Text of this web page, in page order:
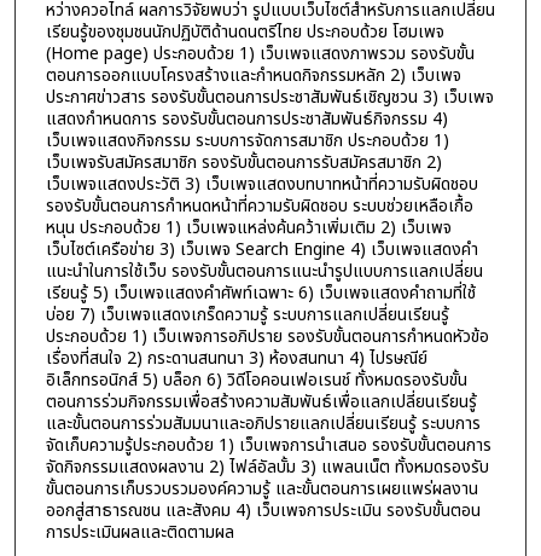
หว่างควอไทล์ ผลการวิจัยพบว่า รูปแบบเว็บไซต์สำหรับการแลกเปลี่ยน
เรียนรู้ของชุมชนนักปฏิบัติด้านดนตรีไทย ประกอบด้วย โฮมเพจ
(Home page) ประกอบด้วย 1) เว็บเพจแสดงภาพรวม รองรับขั้น
ตอนการออกแบบโครงสร้างและกำหนดกิจกรรมหลัก 2) เว็บเพจ
ประกาศข่าวสาร รองรับขั้นตอนการประชาสัมพันธ์เชิญชวน 3) เว็บเพจ
แสดงกำหนดการ รองรับขั้นตอนการประชาสัมพันธ์กิจกรรม 4)
เว็บเพจแสดงกิจกรรม ระบบการจัดการสมาชิก ประกอบด้วย 1)
เว็บเพจรับสมัครสมาชิก รองรับขั้นตอนการรับสมัครสมาชิก 2)
เว็บเพจแสดงประวัติ 3) เว็บเพจแสดงบทบาทหน้าที่ความรับผิดชอบ
รองรับขั้นตอนการกำหนดหน้าที่ความรับผิดชอบ ระบบช่วยเหลือเกื้อ
หนุน ประกอบด้วย 1) เว็บเพจแหล่งค้นคว้าเพิ่มเติม 2) เว็บเพจ
เว็บไซต์เครือข่าย 3) เว็บเพจ Search Engine 4) เว็บเพจแสดงคำ
แนะนำในการใช้เว็บ รองรับขั้นตอนการแนะนำรูปแบบการแลกเปลี่ยน
เรียนรู้ 5) เว็บเพจแสดงคำศัพท์เฉพาะ 6) เว็บเพจแสดงคำถามที่ใช้
บ่อย 7) เว็บเพจแสดงเกร็ดความรู้ ระบบการแลกเปลี่ยนเรียนรู้
ประกอบด้วย 1) เว็บเพจการอภิปราย รองรับขั้นตอนการกำหนดหัวข้อ
เรื่องที่สนใจ 2) กระดานสนทนา 3) ห้องสนทนา 4) ไปรษณีย์
อิเล็กทรอนิกส์ 5) บล็อก 6) วิดีโอคอนเฟอเรนช์ ทั้งหมดรองรับขั้น
ตอนการร่วมกิจกรรมเพื่อสร้างความสัมพันธ์เพื่อแลกเปลี่ยนเรียนรู้
และขั้นตอนการร่วมสัมมนาและอภิปรายแลกเปลี่ยนเรียนรู้ ระบบการ
จัดเก็บความรู้ประกอบด้วย 1) เว็บเพจการนำเสนอ รองรับขั้นตอนการ
จัดกิจกรรมแสดงผลงาน 2) ไฟล์อัลบั้ม 3) แพลนเน็ต ทั้งหมดรองรับ
ขั้นตอนการเก็บรวบรวมองค์ความรู้ และขั้นตอนการเผยแพร่ผลงาน
ออกสู่สาธารณชน และสังคม 4) เว็บเพจการประเมิน รองรับขั้นตอน
การประเมินผลและติดตามผล